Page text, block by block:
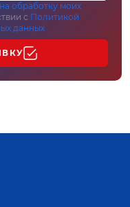
обработку моих
с Политикой
данных